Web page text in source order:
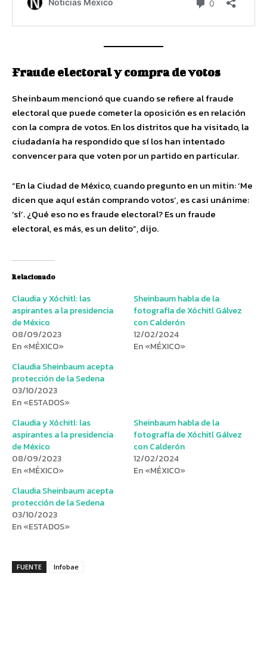
Fraude electoral y compra de votos
Sheinbaum mencionó que cuando se refiere al fraude
electoral que puede cometer la oposición es en relación
con la compra de votos. En los distritos que ha visitado, la
ciudadanía ha respondido que sí los han intentado
convencer para que voten por un partido en particular.
“En la Ciudad de México, cuando pregunto en un mitin: ‘Me
dicen que aquí están comprando votos’, es casi unánime:
‘sí’. ¿Qué eso no es fraude electoral? Es un fraude
electoral, es más, es un delito”, dijo.
Relacionado
Claudia y Xóchitl: las
aspirantes a la presidencia
de México
08/09/2023
En «MÉXICO»
Sheinbaum habla de la
fotografía de Xóchitl Gálvez
con Calderón
12/02/2024
En «MÉXICO»
Claudia Sheinbaum acepta
protección de la Sedena
03/10/2023
En «ESTADOS»
Claudia y Xóchitl: las
aspirantes a la presidencia
de México
08/09/2023
En «MÉXICO»
Sheinbaum habla de la
fotografía de Xóchitl Gálvez
con Calderón
12/02/2024
En «MÉXICO»
Claudia Sheinbaum acepta
protección de la Sedena
03/10/2023
En «ESTADOS»
FUENTE Infobae